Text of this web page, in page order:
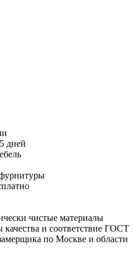
дней
чистые материалы
и соответствие ГОСТ
по Москве и области